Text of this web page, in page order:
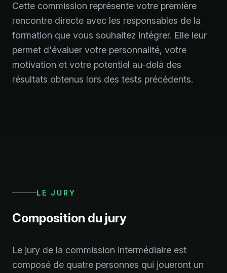
Cette commission représente votre première
rencontre directe avec les responsables de la
formation que vous souhaitez intégrer. Elle leur
permet d'évaluer votre personnalité, votre
motivation et votre potentiel au-delà des
résultats obtenus lors des tests précédents.
LE JURY
Composition du jury
Le jury de la commission intermédiaire est
composé de quatre personnes qui joueront un